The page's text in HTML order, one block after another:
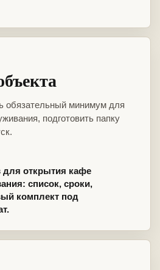
обязательный минимум для
подготовить папку
для открытия кафе
список, сроки,
комплект под